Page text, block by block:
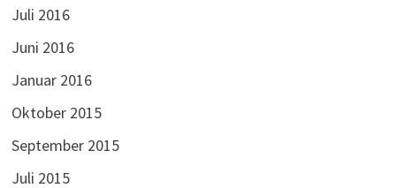
Juli 2016
Juni 2016
Januar 2016
Oktober 2015
September 2015
Juli 2015